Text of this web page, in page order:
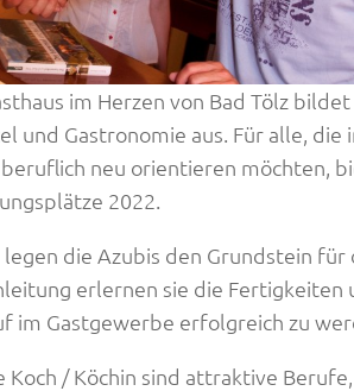
im Herzen von Bad Tölz
und Gastronomie aus. Für alle, die
neu orientieren möchten,
2022.
die Azubis den Grundstein für
erlernen sie die Fertigkeiten
im Gastgewerbe erfolgreich zu
/ Köchin sind attraktive